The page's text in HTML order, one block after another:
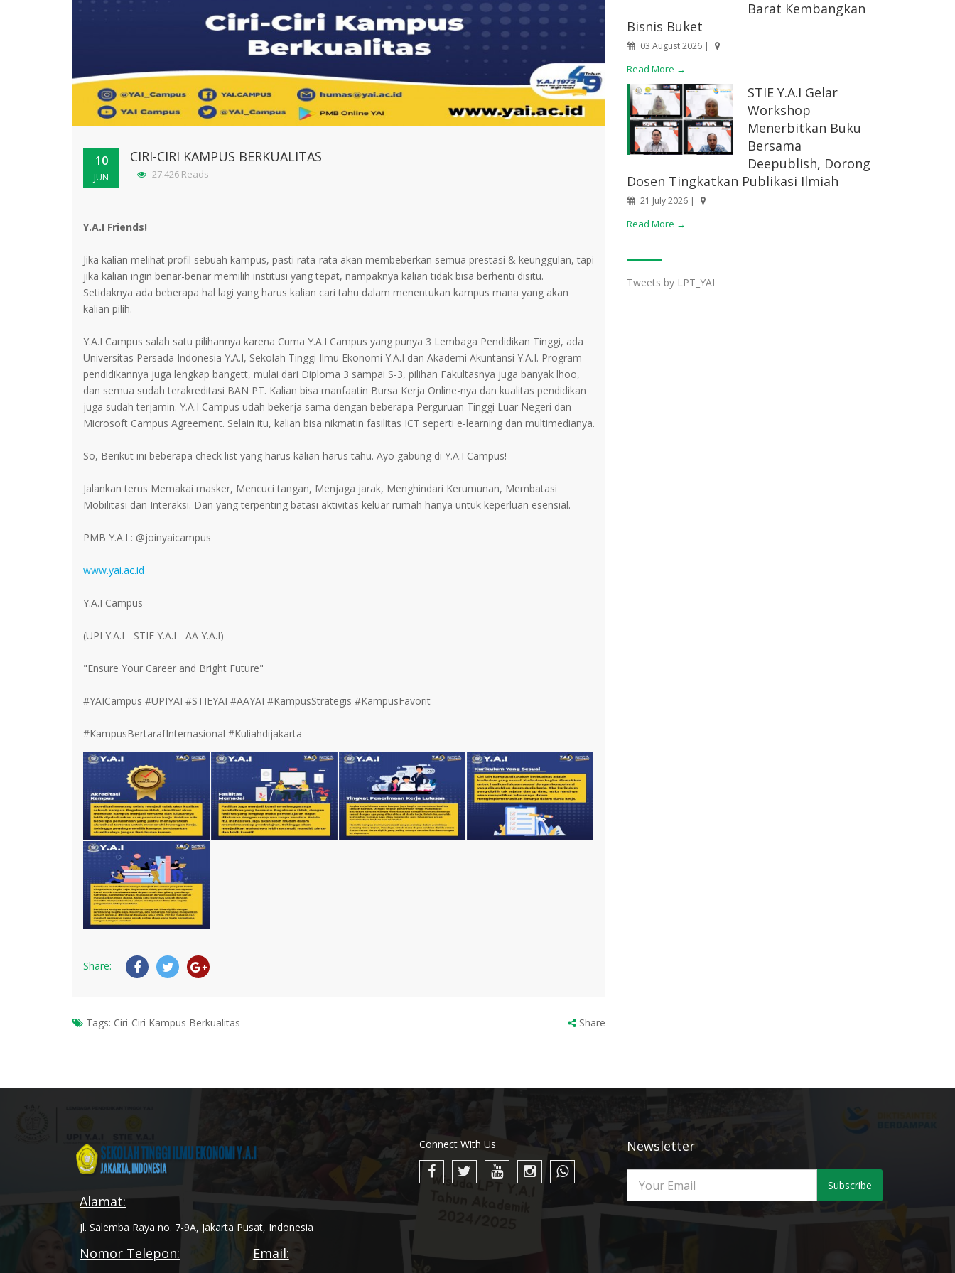
10
JUN
CIRI-CIRI KAMPUS BERKUALITAS
27.426 Reads
Y.A.I Friends!
Jika kalian melihat profil sebuah kampus, pasti rata-rata akan membeberkan semua prestasi & keunggulan, tapi
jika kalian ingin benar-benar memilih institusi yang tepat, nampaknya kalian tidak bisa berhenti disitu.
Setidaknya ada beberapa hal lagi yang harus kalian cari tahu dalam menentukan kampus mana yang akan
kalian pilih.
Y.A.I Campus salah satu pilihannya karena Cuma Y.A.I Campus yang punya 3 Lembaga Pendidikan Tinggi, ada
Universitas Persada Indonesia Y.A.I, Sekolah Tinggi Ilmu Ekonomi Y.A.I dan Akademi Akuntansi Y.A.I. Program
pendidikannya juga lengkap bangett, mulai dari Diploma 3 sampai S-3, pilihan Fakultasnya juga banyak lhoo,
dan semua sudah terakreditasi BAN PT. Kalian bisa manfaatin Bursa Kerja Online-nya dan kualitas pendidikan
juga sudah terjamin. Y.A.I Campus udah bekerja sama dengan beberapa Perguruan Tinggi Luar Negeri dan
Microsoft Campus Agreement. Selain itu, kalian bisa nikmatin fasilitas ICT seperti e-learning dan multimedianya.
So, Berikut ini beberapa check list yang harus kalian harus tahu. Ayo gabung di Y.A.I Campus!
Jalankan terus Memakai masker, Mencuci tangan, Menjaga jarak, Menghindari Kerumunan, Membatasi
Mobilitasi dan Interaksi. Dan yang terpenting batasi aktivitas keluar rumah hanya untuk keperluan esensial.
PMB Y.A.I : @joinyaicampus
www.yai.ac.id
Y.A.I Campus
(UPI Y.A.I - STIE Y.A.I - AA Y.A.I)
"Ensure Your Career and Bright Future"
#YAICampus #UPIYAI #STIEYAI #AAYAI #KampusStrategis #KampusFavorit
#KampusBertarafInternasional #Kuliahdijakarta
Share:
Tags: Ciri-Ciri Kampus Berkualitas Share
Barat Kembangkan
Bisnis Buket
03 August 2026 |
Read More →
STIE Y.A.I Gelar
Workshop
Menerbitkan Buku
Bersama
Deepublish, Dorong
Dosen Tingkatkan Publikasi Ilmiah
21 July 2026 |
Read More →
Tweets by LPT_YAI
Alamat:
Jl. Salemba Raya no. 7-9A, Jakarta Pusat, Indonesia
Nomor Telepon: Email:
Connect With Us Newsletter
Subscribe